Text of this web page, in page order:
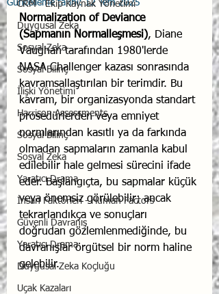
CRM - Ekip Kaynak Yönetimi
Duygusal Zeka
Sosyal Zeka
Sosyal Bilinç
İlişki Yönetimi
Harrison Assessments
Sosyal Bilinç
Sosyal Zeka
Yaratıcı Drama
İnsan Faktörleri - Human Factors
Güvenli Davranış
Yaratıcı Drama
Duygusal Zeka Koçluğu
Uçak Kazaları
Güncelleme tarihi:12 Tem 2025
Normalization of Deviance
(Sapmanın Normalleşmesi), Diane
Vaughan tarafından 1980'lerde
NASA Challenger kazası sonrasında
kavramsallaştırılan bir terimdir. Bu
kavram, bir organizasyonda standart
prosedürlerden veya emniyet
normlarından kasıtlı ya da farkında
olmadan sapmaların zamanla kabul
edilebilir hale gelmesi sürecini ifade
eder. Başlangıçta, bu sapmalar küçük
veya önemsiz görülebilir; ancak
tekrarlandıkça ve sonuçları
doğrudan gözlemlenmediğinde, bu
davranışlar örgütsel bir norm haline
gelebilir.